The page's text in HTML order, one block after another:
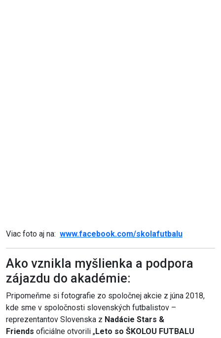
Viac foto aj na: www.facebook.com/skolafutbalu
Ako vznikla myšlienka a podpora
zájazdu do akadémie:
Pripomeňme si fotografie zo spoločnej akcie z júna 2018,
kde sme v spoločnosti slovenských futbalistov –
reprezentantov Slovenska z Nadácie Stars &
Friends oficiálne otvorili „Leto so ŠKOLOU FUTBALU